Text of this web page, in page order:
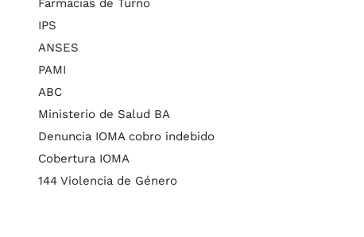
Farmacias de Turno
IPS
ANSES
PAMI
ABC
Ministerio de Salud BA
Denuncia IOMA cobro indebido
Cobertura IOMA
144 Violencia de Género